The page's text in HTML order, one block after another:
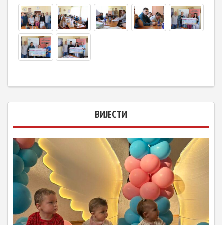
ВИЈЕСТИ